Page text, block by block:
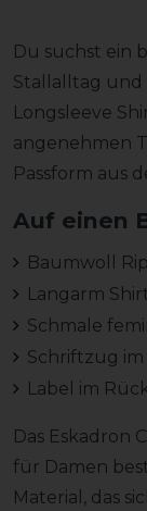
Du suchst ein
Stallalltag und
Longsleeve
angenehmen
Passform aus
Auf einen
Baumwoll
Langarm
Schmale
Schriftzug
Label im
Das Eskadron
für Damen
Material, das